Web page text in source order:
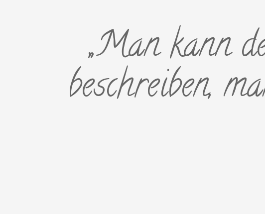
„Man kann
beschreiben,